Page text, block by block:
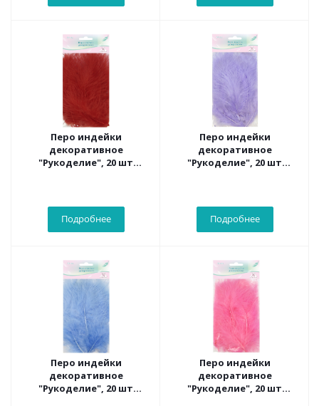
Перо индейки
декоративное
"Рукоделие", 20 шт
Подробнее
Перо индейки
декоративное
"Рукоделие", 20 шт
Подробнее
Перо индейки
декоративное
"Рукоделие", 20 шт
Перо индейки
декоративное
"Рукоделие", 20 шт